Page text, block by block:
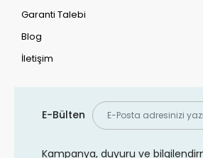
Garanti Talebi
Blog
İletişim
E-Bülten
Kampanya, duyuru ve